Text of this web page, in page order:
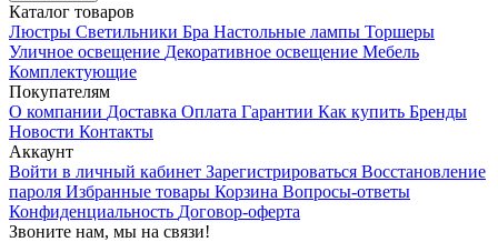
Каталог товаров
Люстры Светильники Бра Настольные лампы Торшеры
Уличное освещение Декоративное освещение Мебель
Комплектующие
Покупателям
О компании Доставка Оплата Гарантии Как купить Бренды
Новости Контакты
Аккаунт
Войти в личный кабинет Зарегистрироваться Восстановление
пароля Избранные товары Корзина Вопросы-ответы
Конфиденциальность Договор-оферта
Звоните нам, мы на связи!